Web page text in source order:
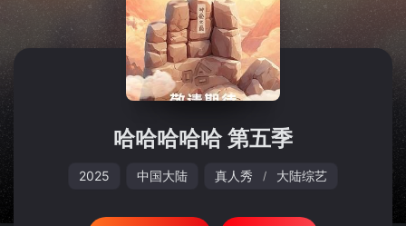
暂无观看影片的记录
哈哈哈哈哈 第五季
2025 中国大陆 真人秀 / 大陆综艺